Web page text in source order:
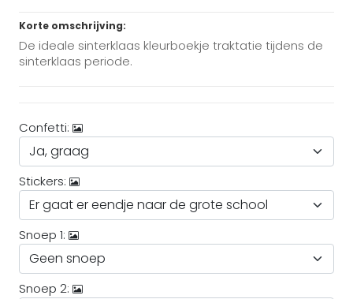
Korte omschrijving:
De ideale sinterklaas kleurboekje traktatie tijdens de
sinterklaas periode.
Confetti:
Stickers:
Snoep 1:
Snoep 2: